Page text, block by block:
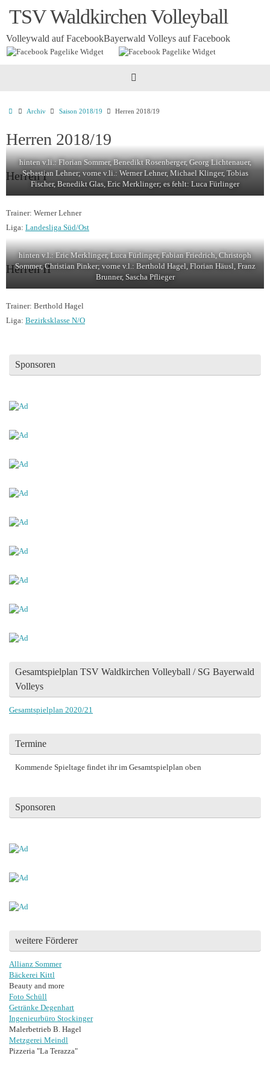
InhaltTSV Waldkirchen Volleyball
Volleywald auf FacebookBayerwald Volleys auf Facebook
Startseite
Archiv Saison 2018/19 Herren 2018/19
Herren 2018/19
Herren I
hinten v.li.: Florian Sommer, Benedikt Rosenberger, Georg Lichtenauer,
Sebastian Lehner; vorne v.li.: Werner Lehner, Michael Klinger, Tobias
Fischer, Benedikt Glas, Eric Merklinger; es fehlt: Luca Fürlinger
Trainer: Werner Lehner
Liga: Landesliga Süd/Ost
Herren II
hinten v.l.: Eric Merklinger, Luca Fürlinger, Fabian Friedrich, Christoph
Sommer, Christian Pinker; vorne v.l.: Berthold Hagel, Florian Häusl, Franz
Brunner, Sascha Pflieger
Trainer: Berthold Hagel
Liga: Bezirksklasse N/O
Sponsoren
Gesamtspielplan TSV Waldkirchen Volleyball / SG Bayerwald
Volleys
Gesamtspielplan 2020/21
Termine
Kommende Spieltage findet ihr im Gesamtspielplan oben
Sponsoren
weitere Förderer
Allianz Sommer
Bäckerei Kittl
Beauty and more
Foto Schüll
Getränke Degenhart
Ingenieurbüro Stockinger
Malerbetrieb B. Hagel
Metzgerei Meindl
Pizzeria "La Terazza"